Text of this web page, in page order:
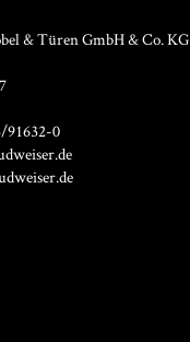
& Türen GmbH & Co. KG
91632-0